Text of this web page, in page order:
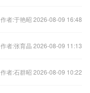
作者:于艳昭 2026-08-09 16:48
作者:张育晶 2026-08-09 11:13
作者:石群昭 2026-08-09 10:22